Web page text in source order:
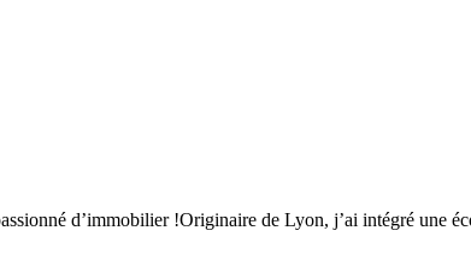
d’immobilier !Originaire de Lyon, j’ai intégré une